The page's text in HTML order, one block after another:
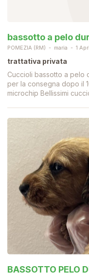
bassotto a pelo
POMEZIA (RM) maria 1
trattativa privata
Cuccioli bassotto a pelo
per la consegna dopo il
microchip Bellissimi
BASSOTTO PELO